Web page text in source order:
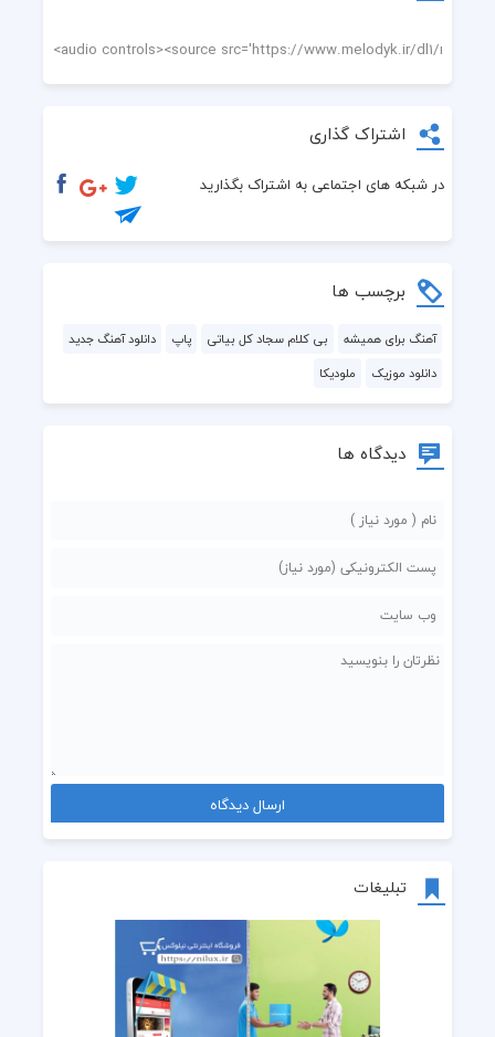
تبلیغات
اشتراک گذاری
در شبکه های اجتماعی به اشتراک بگذارید
برچسب ها
آهنگ برای همیشه بی کلام سجاد کل بیاتی پاپ
دانلود آهنگ جدید
دانلود موزیک
ملودیکا
دیدگاه ها